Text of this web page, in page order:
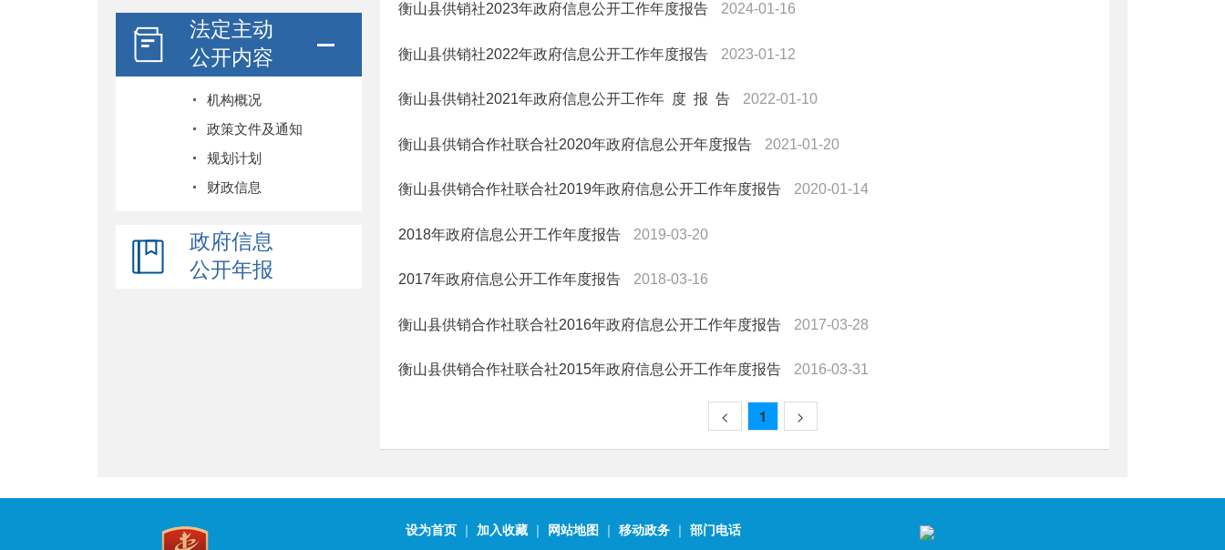
法定主动
公开内容
机构概况
政策文件及通知
规划计划
财政信息
政府信息
公开年报
衡山县供销社2023年政府信息公开工作年度报告 2024-01-16
衡山县供销社2022年政府信息公开工作年度报告 2023-01-12
衡山县供销社2021年政府信息公开工作年 度 报 告 2022-01-10
衡山县供销合作社联合社2020年政府信息公开年度报告 2021-01-20
衡山县供销合作社联合社2019年政府信息公开工作年度报告 2020-01-14
2018年政府信息公开工作年度报告 2019-03-20
2017年政府信息公开工作年度报告 2018-03-16
衡山县供销合作社联合社2016年政府信息公开工作年度报告 2017-03-28
衡山县供销合作社联合社2015年政府信息公开工作年度报告 2016-03-31
< 1 >
设为首页 ｜ 加入收藏 ｜ 网站地图 ｜ 移动政务 ｜ 部门电话